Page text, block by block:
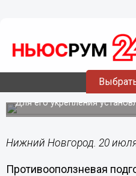
20.07.202117:47
Склон для
Нижнем Новгороде
Для его укрепления
Нижний Новгород. 20
Противооползневая